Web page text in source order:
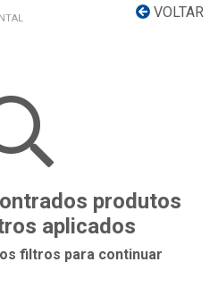
VOLTAR
produtos
aplicados
filtros para continuar